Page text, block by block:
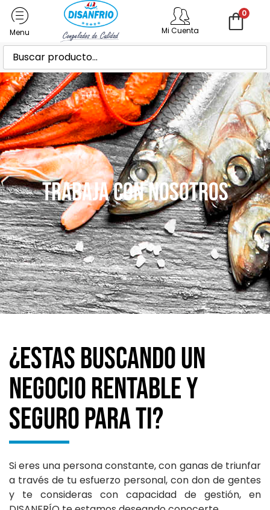
Mi Cuenta
0
Trabaja con Nosotros
¿Estas buscando un
negocio rentable y
seguro para ti?
Si eres una persona constante, con ganas de triunfar
a través de tu esfuerzo personal, con don de gentes
y te consideras con capacidad de gestión, en